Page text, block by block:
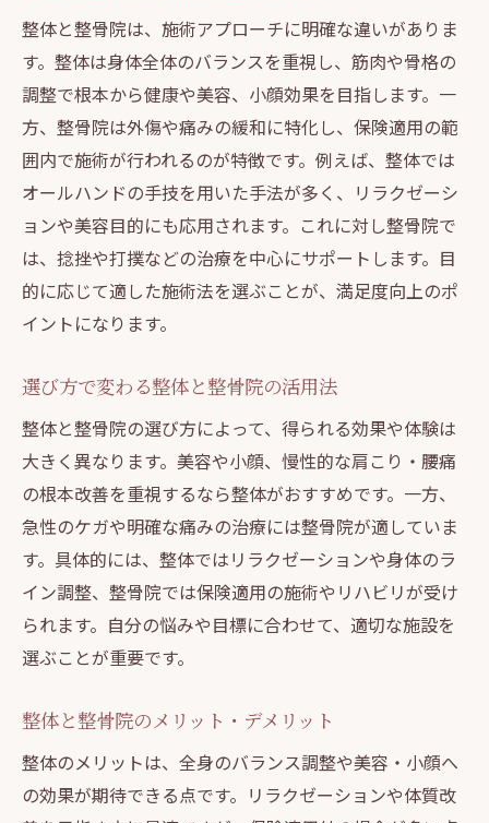
整体と整骨院は、施術アプローチに明確な違いがありま
す。整体は身体全体のバランスを重視し、筋肉や骨格の
調整で根本から健康や美容、小顔効果を目指します。一
方、整骨院は外傷や痛みの緩和に特化し、保険適用の範
囲内で施術が行われるのが特徴です。例えば、整体では
オールハンドの手技を用いた手法が多く、リラクゼーシ
ョンや美容目的にも応用されます。これに対し整骨院で
は、捻挫や打撲などの治療を中心にサポートします。目
的に応じて適した施術法を選ぶことが、満足度向上のポ
イントになります。
選び方で変わる整体と整骨院の活用法
整体と整骨院の選び方によって、得られる効果や体験は
大きく異なります。美容や小顔、慢性的な肩こり・腰痛
の根本改善を重視するなら整体がおすすめです。一方、
急性のケガや明確な痛みの治療には整骨院が適していま
す。具体的には、整体ではリラクゼーションや身体のラ
イン調整、整骨院では保険適用の施術やリハビリが受け
られます。自分の悩みや目標に合わせて、適切な施設を
選ぶことが重要です。
整体と整骨院のメリット・デメリット
整体のメリットは、全身のバランス調整や美容・小顔へ
の効果が期待できる点です。リラクゼーションや体質改